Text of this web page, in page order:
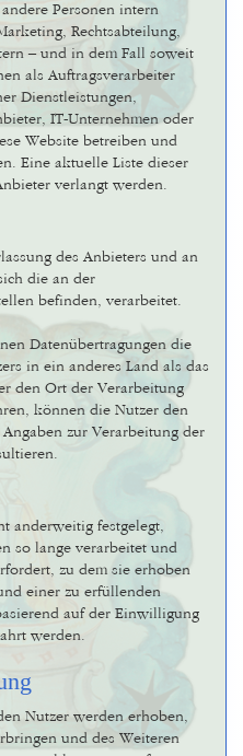
Personen intern
Rechtsabteilung,
– und in dem Fall soweit
als Auftragsverarbeiter
Dienstleistungen,
IT-Unternehmen oder
Website betreiben und
Eine aktuelle Liste dieser
verlangt werden.
des Anbieters und an
die an der
befinden, verarbeitet.
Datenübertragungen die
in ein anderes Land als das
den Ort der Verarbeitung
können die Nutzer den
zur Verarbeitung der
anderweitig festgelegt,
so lange verarbeitet und
zu dem sie erhoben
einer zu erfüllenden
auf der Einwilligung
werden.
Nutzer werden erhoben,
und des Weiteren